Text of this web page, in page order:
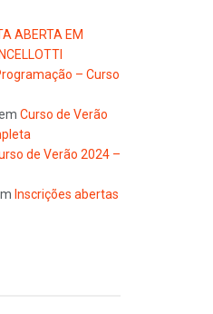
ABERTA EM
– Curso
Curso de Verão
de Verão 2024 –
Inscrições abertas